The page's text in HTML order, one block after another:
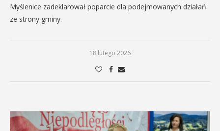
Myślenice zadeklarował poparcie dla podejmowanych działań
ze strony gminy.
18 lutego 2026